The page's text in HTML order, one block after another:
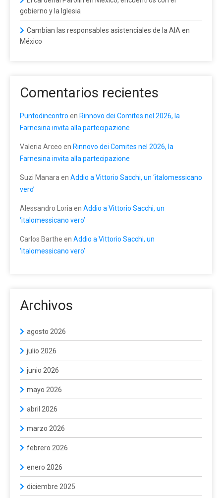
gobierno y la Iglesia
Cambian las responsables asistenciales de la AIA en
México
Comentarios recientes
Puntodincontro en Rinnovo dei Comites nel 2026, la
Farnesina invita alla partecipazione
Valeria Arceo en Rinnovo dei Comites nel 2026, la
Farnesina invita alla partecipazione
Suzi Manara en Addio a Vittorio Sacchi, un ‘italomessicano
vero’
Alessandro Loria en Addio a Vittorio Sacchi, un
‘italomessicano vero’
Carlos Barthe en Addio a Vittorio Sacchi, un
‘italomessicano vero’
Archivos
agosto 2026
julio 2026
junio 2026
mayo 2026
abril 2026
marzo 2026
febrero 2026
enero 2026
diciembre 2025